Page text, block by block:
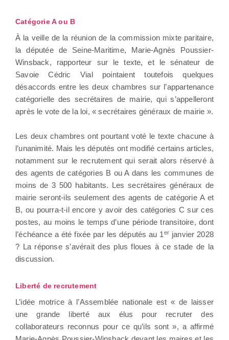
Catégorie A ou B
À la veille de la réunion de la commission mixte paritaire,
la députée de Seine-Maritime, Marie-Agnès Poussier-
Winsback, rapporteur sur le texte, et le sénateur de
Savoie Cédric Vial pointaient toutefois quelques
désaccords entre les deux chambres sur l’appartenance
catégorielle des secrétaires de mairie, qui s’appelleront
après le vote de la loi, « secrétaires généraux de mairie ».
Les deux chambres ont pourtant voté le texte chacune à
l’unanimité. Mais les députés ont modifié certains articles,
notamment sur le recrutement qui serait alors réservé à
des agents de catégories B ou A dans les communes de
moins de 3 500 habitants. Les secrétaires généraux de
mairie seront-ils seulement des agents de catégorie A et
B, ou pourra-t-il encore y avoir des catégories C sur ces
postes, au moins le temps d’une période transitoire, dont
l’échéance a été fixée par les députés au 1er janvier 2028
? La réponse s’avérait des plus floues à ce stade de la
discussion.
Liberté de recrutement
L’idée motrice à l’Assemblée nationale est « de laisser
une grande liberté aux élus pour recruter des
collaborateurs reconnus pour ce qu’ils sont », a affirmé